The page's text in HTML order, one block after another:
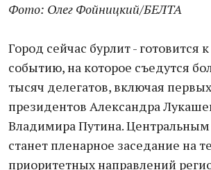
Фото: Олег Фойницкий/БЕЛТА
Город сейчас бурлит - готовится
событию, на которое съедутся
тысяч делегатов, включая
президентов Александра
Владимира Путина.
станет пленарное заседание на
приоритетных направлений